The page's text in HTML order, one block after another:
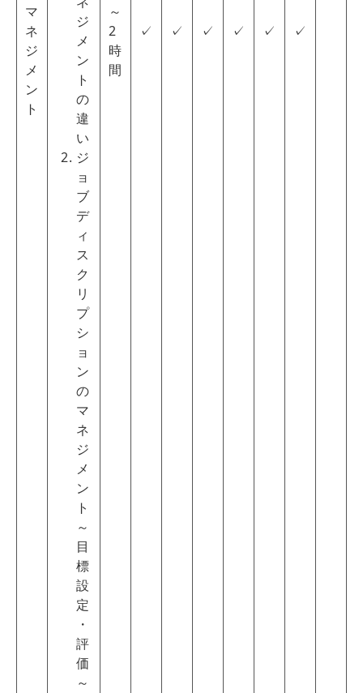
マ
ネ
ジ
メ
ン
ト
ジ
メ
ン
ト
の
違
い
ジ
ョ
ブ
デ
ィ
ス
ク
リ
プ
シ
ョ
ン
の
マ
ネ
ジ
メ
ン
ト
～
目
標
設
定
・
評
価
～
～
2
時
間
✓ ✓ ✓ ✓ ✓ ✓